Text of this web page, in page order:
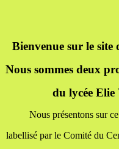
Bienvenue sur le
Nous sommes deux
du lycée Elie
Nous présentons sur
labellisé par le Comité du